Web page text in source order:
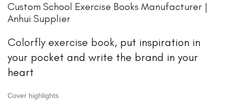
Custom School Exercise Books Manufacturer |
Anhui Supplier
Colorfly exercise book, put inspiration in
your pocket and write the brand in your
heart
Cover highlights